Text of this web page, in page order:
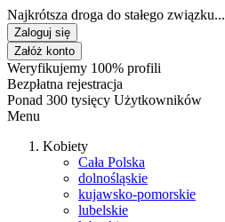
Najkrótsza droga do stałego związku...
Zaloguj się
Załóż konto
Weryfikujemy 100% profili
Bezpłatna rejestracja
Ponad 300 tysięcy Użytkowników
Menu
Kobiety
Cała Polska
dolnośląskie
kujawsko-pomorskie
lubelskie